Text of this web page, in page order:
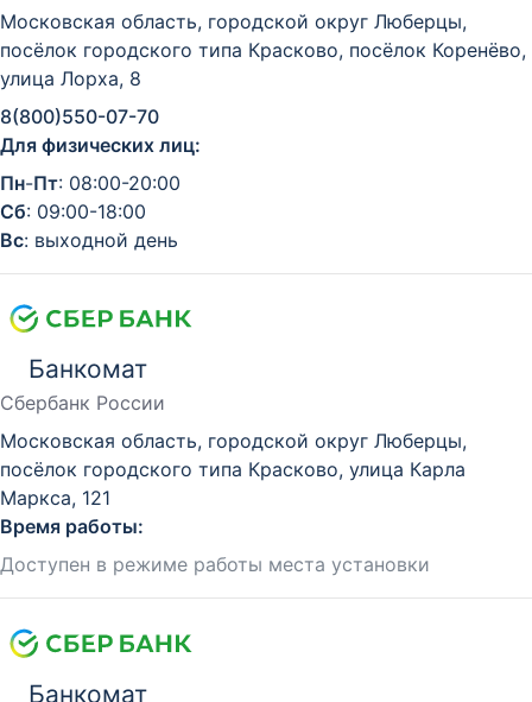
Московская область, городской округ Люберцы,
посёлок городского типа Красково, посёлок Коренёво,
улица Лорха, 8
8(800)550-07-70
Для физических лиц:
Пн-Пт: 08:00-20:00
Сб: 09:00-18:00
Вс: выходной день
Банкомат
Сбербанк России
Московская область, городской округ Люберцы,
посёлок городского типа Красково, улица Карла
Маркса, 121
Время работы:
Доступен в режиме работы места установки
Банкомат